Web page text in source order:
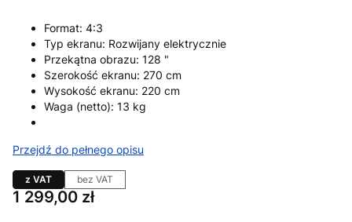
Format: 4:3
Typ ekranu: Rozwijany elektrycznie
Przekątna obrazu: 128 "
Szerokość ekranu: 270 cm
Wysokość ekranu: 220 cm
Waga (netto): 13 kg
Przejdź do pełnego opisu
z VAT bez VAT
Cena
1 299,00 zł